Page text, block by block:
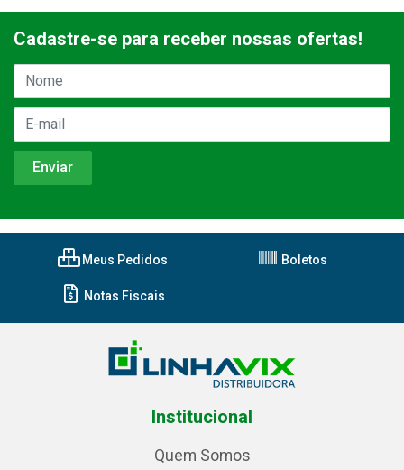
Cadastre-se para receber nossas ofertas!
Meus Pedidos Boletos
Notas Fiscais
Institucional
Quem Somos